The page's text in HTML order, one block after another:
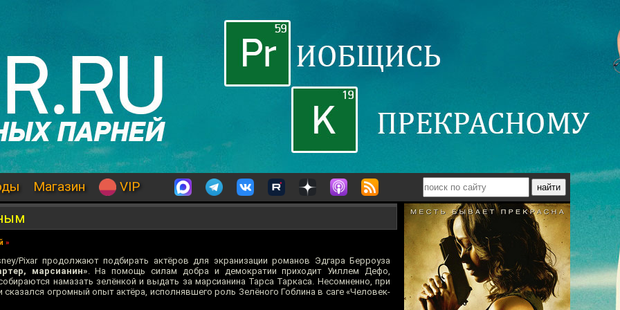
Магазин VIP
»
Pixar продолжают подбирать актёров для экранизации романов Эдгара Берроуза
марсианин». На помощь силам добра и демократии приходит Уиллем Дефо,
намазать зелёнкой и выдать за марсианина Тарса Таркаса. Несомненно, при
сказался огромный опыт актёра, исполнявшего роль Зелёного Гоблина в саге «Человек-